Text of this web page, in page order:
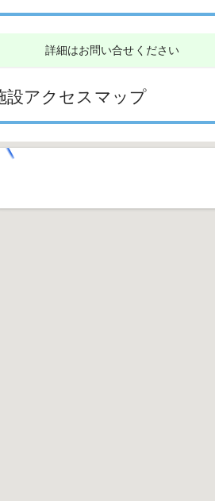
詳細はお問い合せください
設アクセスマップ